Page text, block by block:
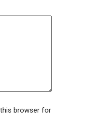
browser for